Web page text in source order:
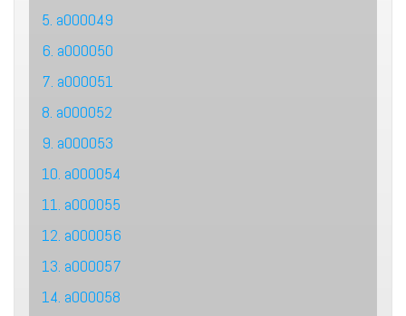
5. a000049
6. a000050
7. a000051
8. a000052
9. a000053
10. a000054
11. a000055
12. a000056
13. a000057
14. a000058